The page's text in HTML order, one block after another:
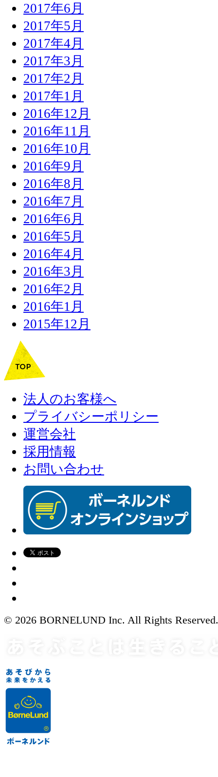
2017年6月
2017年5月
2017年4月
2017年3月
2017年2月
2017年1月
2016年12月
2016年11月
2016年10月
2016年9月
2016年8月
2016年7月
2016年6月
2016年5月
2016年4月
2016年3月
2016年2月
2016年1月
2015年12月
法人のお客様へ
プライバシーポリシー
運営会社
採用情報
お問い合わせ
© 2026 BORNELUND Inc. All Rights Reserved.